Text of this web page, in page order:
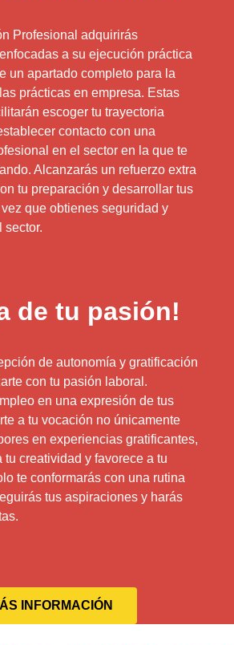
Profesional adquirirás
a su ejecución práctica
un apartado completo para la
prácticas en empresa. Estas
escoger tu trayectoria
contacto con una
en el sector en la que te
Alcanzarás un refuerzo extra
tu preparación y desarrollar tus
que obtienes seguridad y
sector.
de tu pasión!
de autonomía y gratificación
con tu pasión laboral.
en una expresión de tus
a tu vocación no únicamente
en experiencias gratificantes,
tu creatividad y favorece a tu
te conformarás con una rutina
tus aspiraciones y harás
INFORMACIÓN